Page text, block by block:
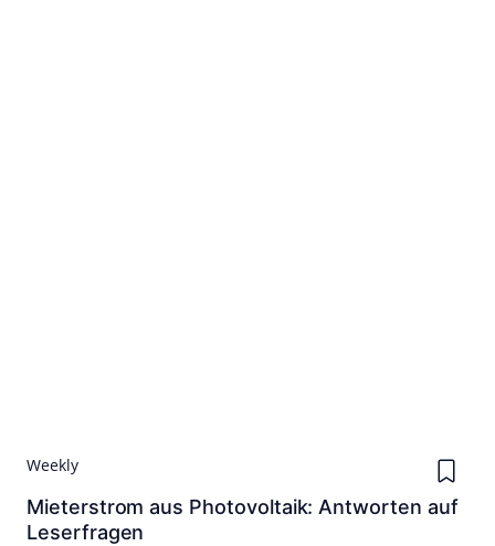
Weekly
Mieterstrom aus Photovoltaik: Antworten auf
Leserfragen